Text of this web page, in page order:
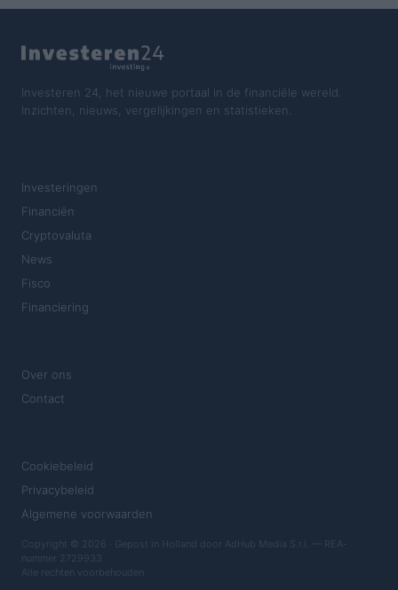
Investeren 24, het nieuwe portaal in de financiële wereld.
Inzichten, nieuws, vergelijkingen en statistieken.
Investeringen
Financiën
Cryptovaluta
News
Fisco
Financiering
Over ons
Contact
Cookiebeleid
Privacybeleid
Algemene voorwaarden
Copyright © 2026 · Gepost in Holland door AdHub Media S.r.l. — REA-
nummer 2729933
Alle rechten voorbehouden